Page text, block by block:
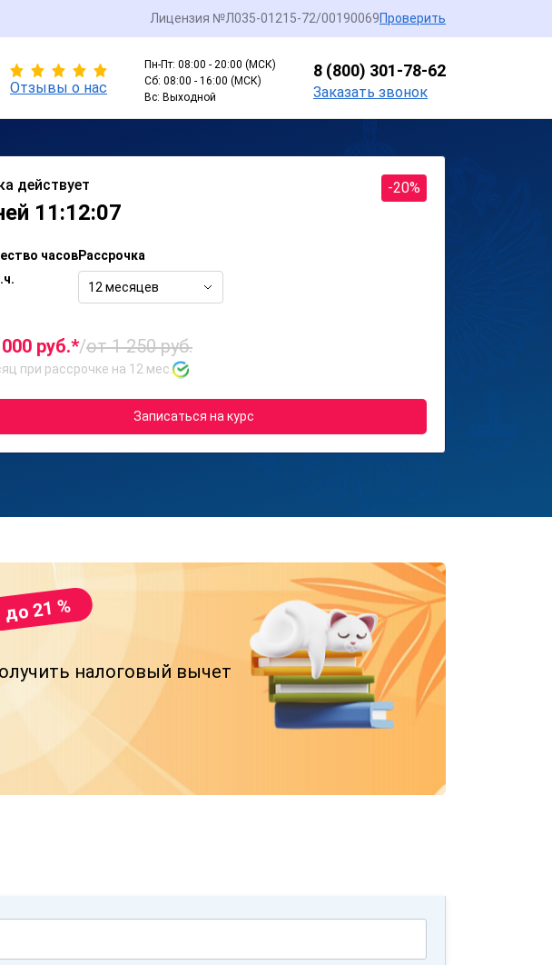
Лицензия №Л035-01215-72/00190069Проверить
Отзывы о нас
Пн-Пт: 08:00 - 20:00 (МСК)
Сб: 08:00 - 16:00 (МСК)
Вс: Выходной
8 (800) 301-78-62
Заказать звонок
действует
11:12:07
-20%
часовРассрочка
12 месяцев
руб.*/от 1 250 руб.
при рассрочке на 12 мес.
Записаться на курс
до 21 %
налоговый вычет